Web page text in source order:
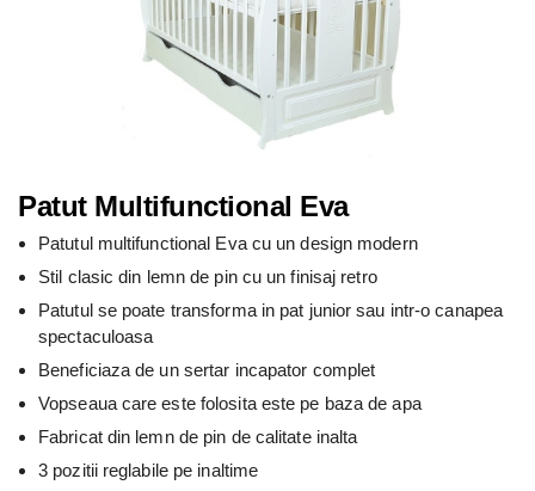
Patut Multifunctional Eva
Patutul multifunctional Eva cu un design modern
Stil clasic din lemn de pin cu un finisaj retro
Patutul se poate transforma in pat junior sau intr-o canapea
spectaculoasa
Beneficiaza de un sertar incapator complet
Vopseaua care este folosita este pe baza de apa
Fabricat din lemn de pin de calitate inalta
3 pozitii reglabile pe inaltime